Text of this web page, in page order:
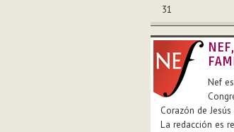
31
Nef
Corazón de
La redacción es